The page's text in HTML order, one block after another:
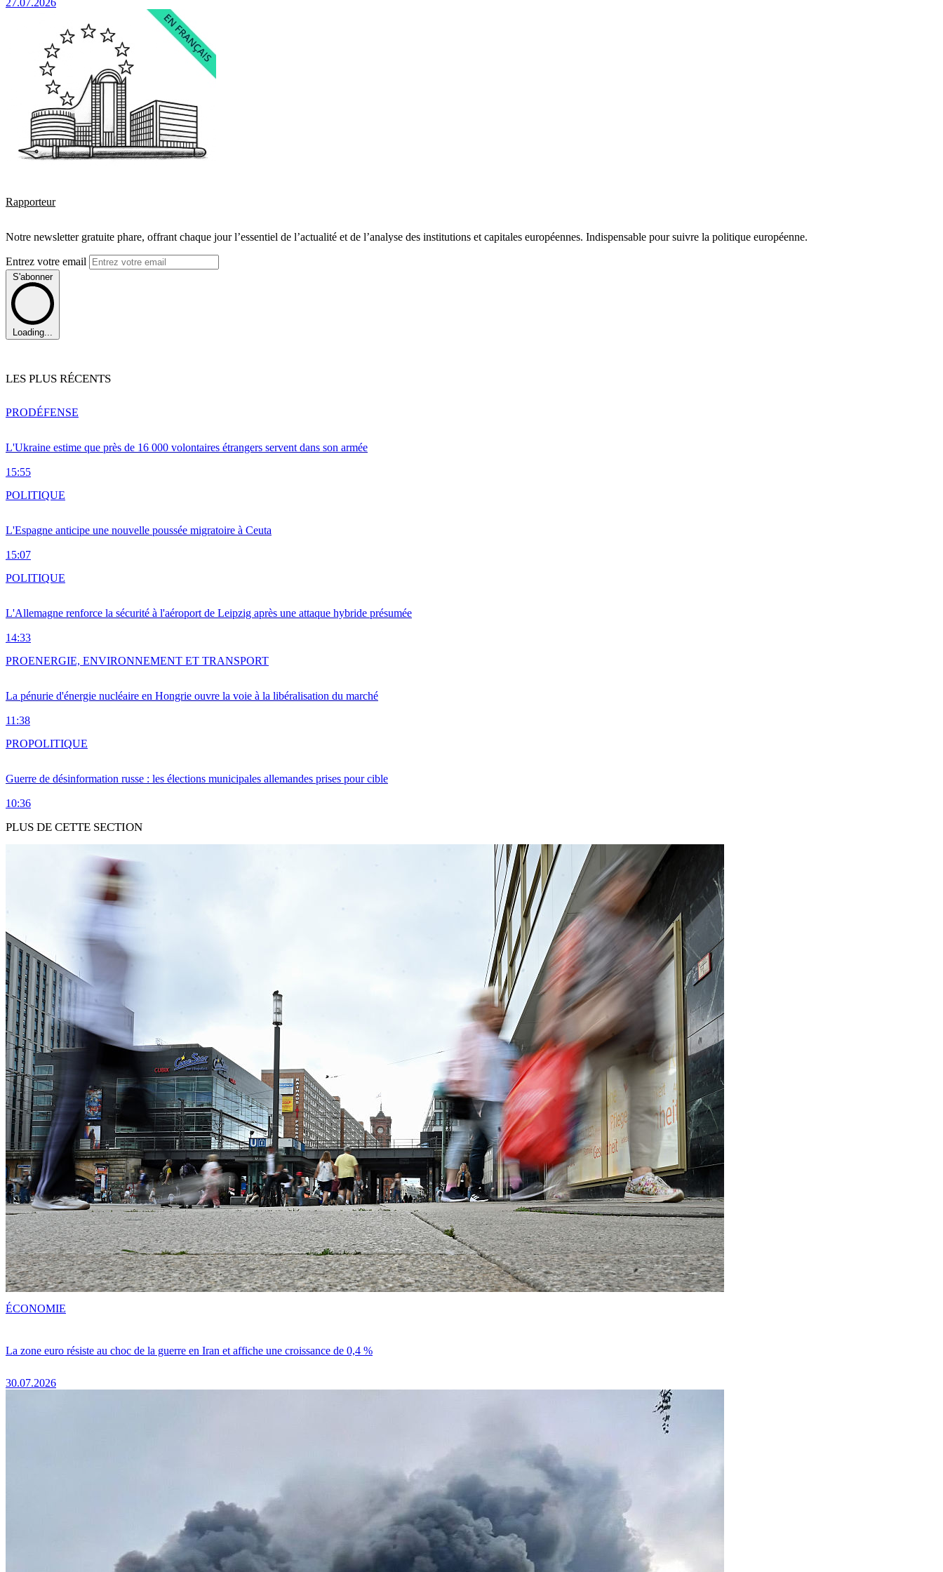
Rapporteur
Notre newsletter gratuite phare, offrant chaque jour l’essentiel de l’actualité et de l’analyse des institutions et capitales européennes. Indispensable pour suivre la politique européenne.
Entrez votre email
S'abonner
Loading...
LES PLUS RÉCENTS
L'Ukraine estime que près de 16 000 volontaires étrangers servent dans son armée
15:55
PRODÉFENSE
L'Espagne anticipe une nouvelle poussée migratoire à Ceuta
15:07
POLITIQUE
L'Allemagne renforce la sécurité à l'aéroport de Leipzig après une attaque hybride présumée
14:33
POLITIQUE
La pénurie d'énergie nucléaire en Hongrie ouvre la voie à la libéralisation du marché
11:38
PROENERGIE, ENVIRONNEMENT ET TRANSPORT
Guerre de désinformation russe : les élections municipales allemandes prises pour cible
10:36
PROPOLITIQUE
PLUS DE CETTE SECTION
La zone euro résiste au choc de la guerre en Iran et affiche une croissance de 0,4 %
30.07.2026
ÉCONOMIE